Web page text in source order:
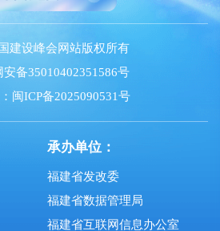
建设峰会网站版权所有
安备35010402351586号
闽ICP备2025090531号
承办单位：
福建省发改委
福建省数据管理局
福建省互联网信息办公室